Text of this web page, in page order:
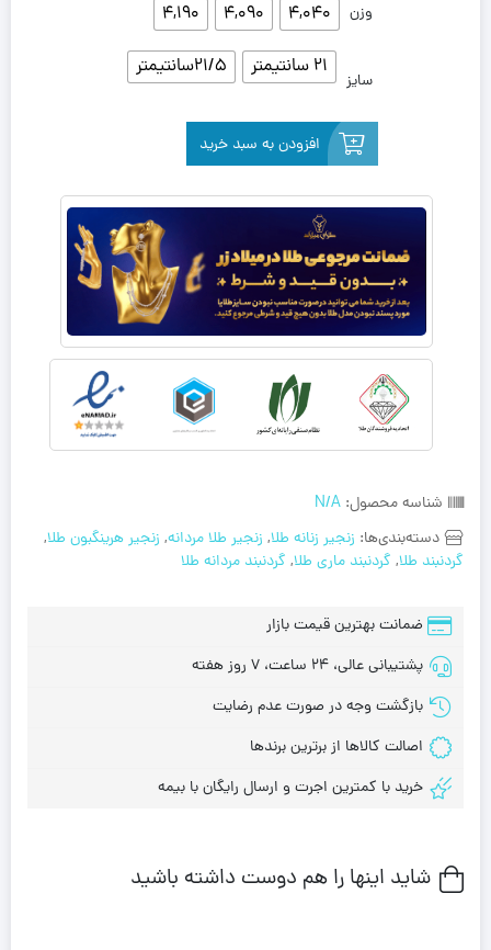
شناسه محصول: N/A
دسته‌بندی‌ها: زنجیر زنانه طلا, زنجیر طلا مردانه, زنجیر هرینگبون طلا,
گردنبند طلا, گردنبند ماری طلا, گردنبند مردانه طلا
ضمانت بهترین قیمت بازار
پشتیبانی عالی، 24 ساعت، 7 روز هفته
بازگشت وجه در صورت عدم رضایت
اصالت کالاها از برترین برندها
خرید با کمترین اجرت و ارسال رایگان با بیمه
وزن 4,040
4,090
4,190
سایز
21 سانتیمتر 21/5سانتیمتر
افزودن به سبد خرید
شاید اینها را هم دوست داشته باشید